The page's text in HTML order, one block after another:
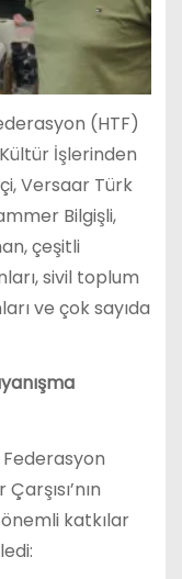
(HTF)
İşlerinden
Versaar Türk
Bilgişli,
çeşitli
sivil toplum
ve çok sayıda
katkılar